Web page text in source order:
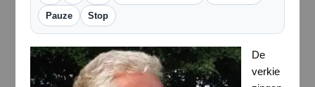
Pauze Stop
De
verkie